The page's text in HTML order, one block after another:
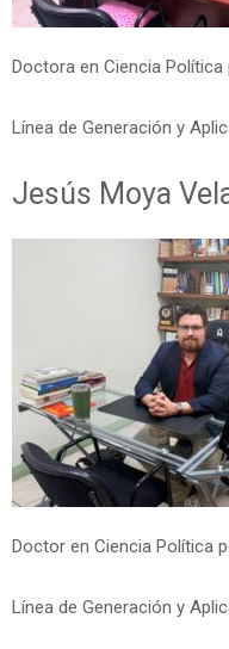
Doctora en Ciencia
Línea de Generación y
Jesús Moya
Doctor en Ciencia Política
Línea de Generación y